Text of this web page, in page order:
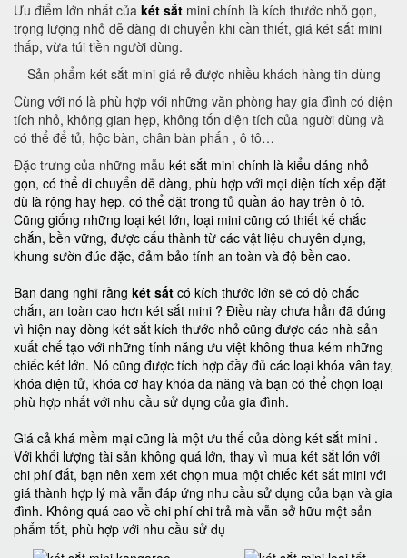
Ưu điểm lớn nhất của két sắt mini chính là kích thước nhỏ gọn,
trọng lượng nhỏ dễ dàng di chuyển khi cần thiết, giá két sắt mini
thấp, vừa túi tiền người dùng.
Sản phẩm két sắt mini giá rẻ được nhiều khách hàng tin dùng
Cùng với nó là phù hợp với những văn phòng hay gia đình có diện
tích nhỏ, không gian hẹp, không tốn diện tích của người dùng và
có thể để tủ, hộc bàn, chân bàn phấn , ô tô…
Đặc trưng của những mẫu két sắt mini chính là kiểu dáng nhỏ
gọn, có thể di chuyển dễ dàng, phù hợp với mọi diện tích xếp đặt
dù là rộng hay hẹp, có thể đặt trong tủ quần áo hay trên ô tô.
Cũng giống những loại két lớn, loại mini cũng có thiết kế chắc
chắn, bền vững, được cấu thành từ các vật liệu chuyên dụng,
khung sườn đúc đặc, đảm bảo tính an toàn và độ bền cao.
Bạn đang nghĩ rằng két sắt có kích thước lớn sẽ có độ chắc
chắn, an toàn cao hơn két sắt mini ? Điều này chưa hẳn đã đúng
vì hiện nay dòng két sắt kích thước nhỏ cũng được các nhà sản
xuất chế tạo với những tính năng ưu việt không thua kém những
chiếc két lớn. Nó cũng được tích hợp đầy đủ các loại khóa vân tay,
khóa điện tử, khóa cơ hay khóa đa năng và bạn có thể chọn loại
phù hợp nhất với nhu cầu sử dụng của gia đình.
Giá cả khá mềm mại cũng là một ưu thế của dòng két sắt mini .
Với khối lượng tài sản không quá lớn, thay vì mua két sắt lớn với
chi phí đắt, bạn nên xem xét chọn mua một chiếc két sắt mini với
giá thành hợp lý mà vẫn đáp ứng nhu cầu sử dụng của bạn và gia
đình. Không quá cao về chi phí chi trả mà vẫn sở hữu một sản
phẩm tốt, phù hợp với nhu cầu sử dụ